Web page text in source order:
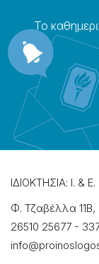
Το
ΙΔΙΟΚΤΗΣΙΑ: Ι. &
Φ. Τζαβέλλα
26510 25677 -